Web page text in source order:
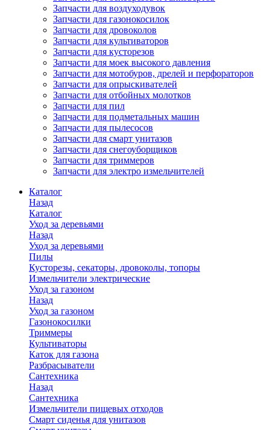
Запчасти для воздуходувок
Запчасти для газонокосилок
Запчасти для дровоколов
Запчасти для культиваторов
Запчасти для кусторезов
Запчасти для моек высокого давления
Запчасти для мотобуров, дрелей и перфораторов
Запчасти для опрыскивателей
Запчасти для отбойных молотков
Запчасти для пил
Запчасти для подметальных машин
Запчасти для пылесосов
Запчасти для смарт унитазов
Запчасти для снегоуборщиков
Запчасти для триммеров
Запчасти для электро измельчителей
Каталог
Назад
Каталог
Уход за деревьями
Назад
Уход за деревьями
Пилы
Кусторезы, секаторы, дровоколы, топоры
Измельчители электрические
Уход за газоном
Назад
Уход за газоном
Газонокосилки
Триммеры
Культиваторы
Каток для газона
Разбрасыватели
Сантехника
Назад
Сантехника
Измельчители пищевых отходов
Смарт сиденья для унитазов